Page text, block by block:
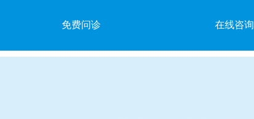
免费问诊 在线咨询